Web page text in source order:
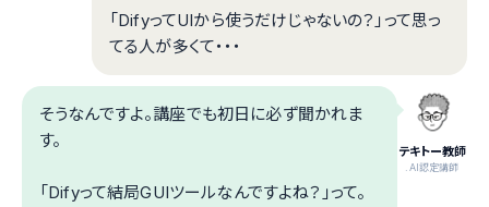
「DifyってUIから使うだけじゃないの？」って思っ
てる人が多くて・・・
テキトー教師
.AI認定講師
そうなんですよ。講座でも初日に必ず聞かれま
す。
「Difyって結局GUIツールなんですよね？」って。